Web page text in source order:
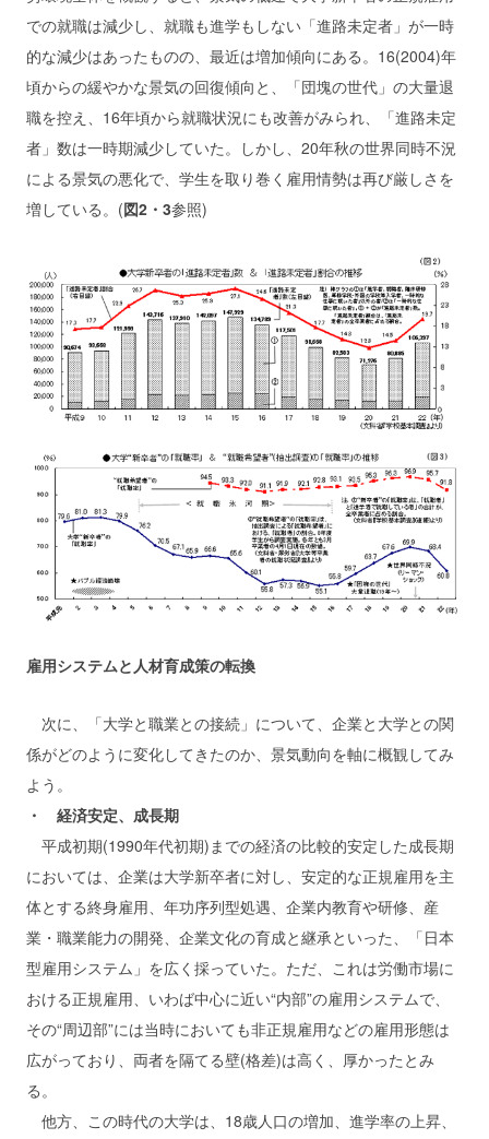
での就職は減少し、就職も進学もしない「進路未定者」が一時
的な減少はあったものの、最近は増加傾向にある。16(2004)年
頃からの緩やかな景気の回復傾向と、「団塊の世代」の大量退
職を控え、16年頃から就職状況にも改善がみられ、「進路未定
者」数は一時期減少していた。しかし、20年秋の世界同時不況
による景気の悪化で、学生を取り巻く雇用情勢は再び厳しさを
増している。(図2・3参照)
雇用システムと人材育成策の転換
次に、「大学と職業との接続」について、企業と大学との関
係がどのように変化してきたのか、景気動向を軸に概観してみ
よう。
・ 経済安定、成長期
平成初期(1990年代初期)までの経済の比較的安定した成長期
においては、企業は大学新卒者に対し、安定的な正規雇用を主
体とする終身雇用、年功序列型処遇、企業内教育や研修、産
業・職業能力の開発、企業文化の育成と継承といった、「日本
型雇用システム」を広く採っていた。ただ、これは労働市場に
おける正規雇用、いわば中心に近い“内部”の雇用システムで、
その“周辺部”には当時においても非正規雇用などの雇用形態は
広がっており、両者を隔てる壁(格差)は高く、厚かったとみ
る。
他方、この時代の大学は、18歳人口の増加、進学率の上昇、